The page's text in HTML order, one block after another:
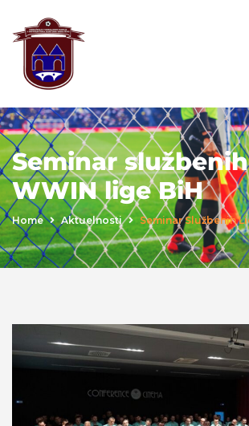
Seminar
WWIN lige BiH
Home Aktuelnosti Seminar Službenih